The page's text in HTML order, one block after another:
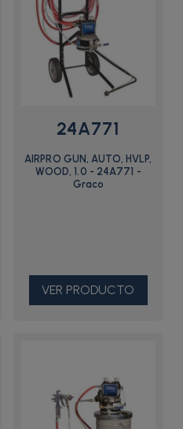
24A771
AIRPRO GUN, AUTO, HVLP,
WOOD, 1.0 - 24A771 -
Graco
VER PRODUCTO